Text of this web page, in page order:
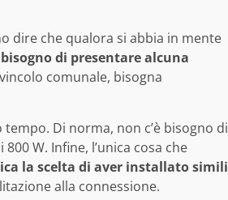
dire che qualora si abbia in mente
di presentare alcuna
comunale, bisogna
Di norma, non c’è bisogno di
W. Infine, l’unica cosa che
la scelta di aver installato simili
alla connessione.